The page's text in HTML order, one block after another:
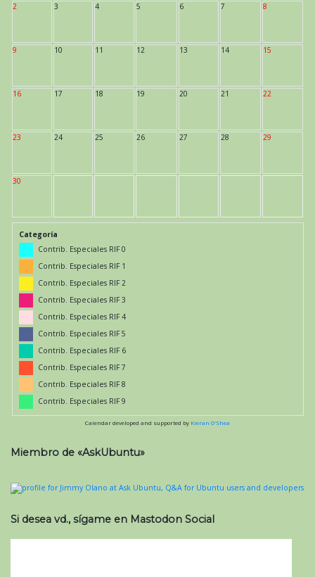
2 3 4 5 6 7 8
9 10 11 12 13 14 15
16 17 18 19 20 21 22
23 24 25 26 27 28 29
30
Categoría
Contrib. Especiales RIF 0
Contrib. Especiales RIF 1
Contrib. Especiales RIF 2
Contrib. Especiales RIF 3
Contrib. Especiales RIF 4
Contrib. Especiales RIF 5
Contrib. Especiales RIF 6
Contrib. Especiales RIF 7
Contrib. Especiales RIF 8
Contrib. Especiales RIF 9
Calendar developed and supported by Kieran O'Shea
Miembro de «AskUbuntu»
Si desea vd., sígame en Mastodon Social